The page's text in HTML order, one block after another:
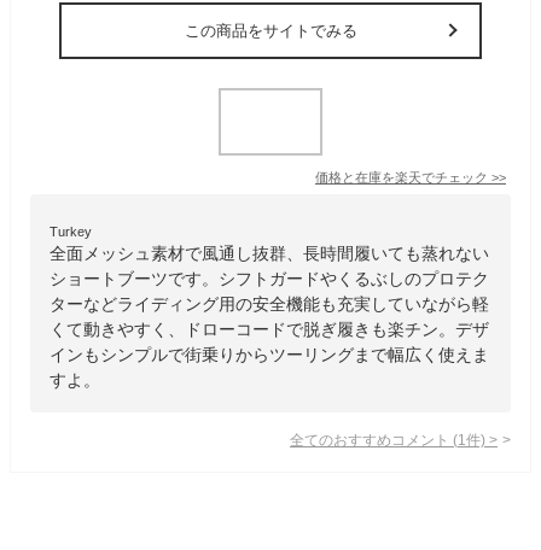
この商品をサイトでみる
価格と在庫を楽天でチェック >>
Turkey
全面メッシュ素材で風通し抜群、長時間履いても蒸れない
ショートブーツです。シフトガードやくるぶしのプロテク
ターなどライディング用の安全機能も充実していながら軽
くて動きやすく、ドローコードで脱ぎ履きも楽チン。デザ
インもシンプルで街乗りからツーリングまで幅広く使えま
すよ。
全てのおすすめコメント (1 件) >